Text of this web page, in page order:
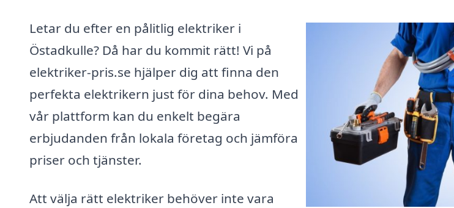
Letar du efter en pålitlig elektriker i
Östadkulle? Då har du kommit rätt! Vi på
elektriker-pris.se hjälper dig att finna den
perfekta elektrikern just för dina behov. Med
vår plattform kan du enkelt begära
erbjudanden från lokala företag och jämföra
priser och tjänster.
Att välja rätt elektriker behöver inte vara